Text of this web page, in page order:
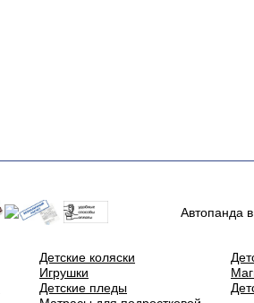
Автопанда
Детские коляски
Игрушки
Детские пледы